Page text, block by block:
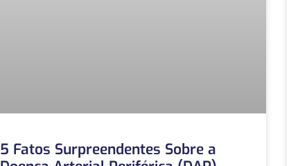
5 Fatos Surpreendentes Sobre a